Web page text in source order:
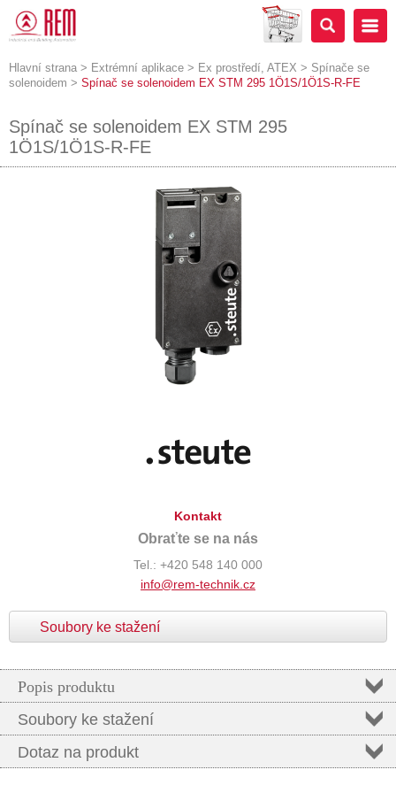
Hlavní strana > Extrémní aplikace > Ex prostředí, ATEX > Spínače se
solenoidem > Spínač se solenoidem EX STM 295 1Ö1S/1Ö1S-R-FE
Spínač se solenoidem EX STM 295
1Ö1S/1Ö1S-R-FE
Kontakt
Obraťte se na nás
Tel.: +420 548 140 000
info@rem-technik.cz
Soubory ke stažení
Popis produktu
Soubory ke stažení
Dotaz na produkt